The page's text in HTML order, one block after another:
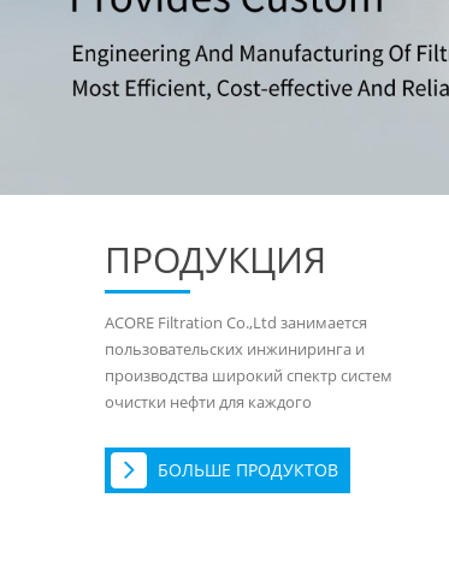
ПРОДУКЦИЯ
ACORE Filtration Co.,Ltd занимается
пользовательских инжиниринга и
производства широкий спектр систем
очистки нефти для каждого
БОЛЬШЕ ПРОДУКТОВ